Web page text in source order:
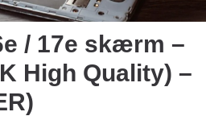
/ 17e skærm –
High Quality) –